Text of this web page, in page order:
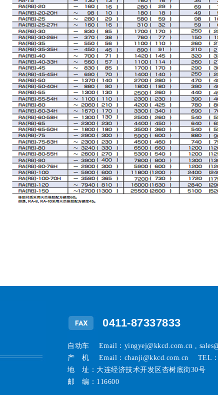
0411-87337833
自动车 Email：yingyej@kkcd.com.cn ,
产 机 Email：chanji@kkcd.com.cn TEL：
地 址：大连经济技术开发区杏树底街30号
邮 编：116600